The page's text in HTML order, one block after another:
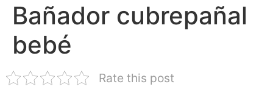
Bañador cubrepañal
bebé
Rate this post